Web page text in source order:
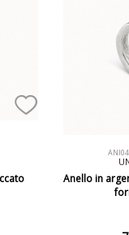
Anello in